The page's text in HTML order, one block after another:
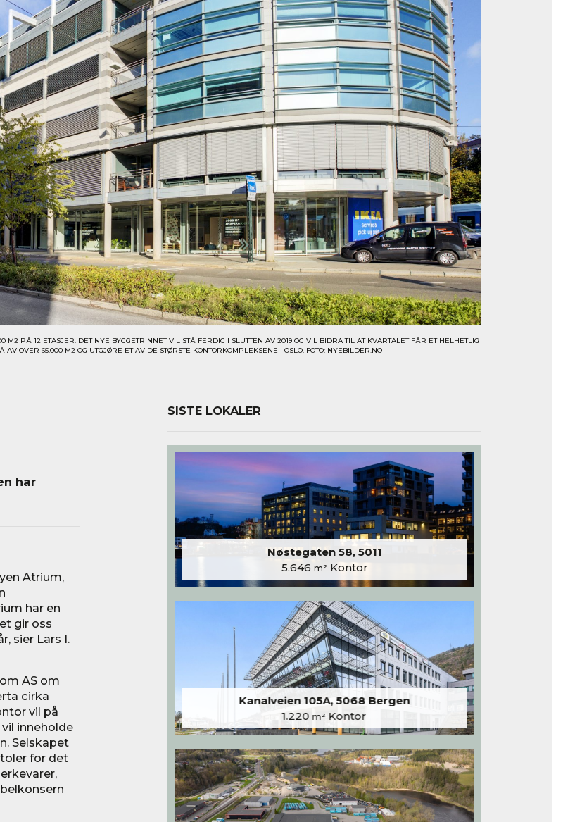
PÅ 12 ETASJER. DET NYE BYGGETRINNET VIL STÅ FERDIG I SLUTTEN AV 2019 OG VIL BIDRA TIL AT KVARTALET FÅR ET HELHETLIG
OVER 65.000 M2 OG UTGJØRE ET AV DE STØRSTE KONTORKOMPLEKSENE I OSLO. FOTO: NYEBILDER.NO
har
Atrium,
har en
gir oss
sier Lars I.
AS om
cirka
vil på
inneholde
Selskapet
for det
SISTE LOKALER
Nøstegaten 58, 5011
5.646 m²Kontor
Kanalveien 105A, 5068 Bergen
1.220 m² Kontor